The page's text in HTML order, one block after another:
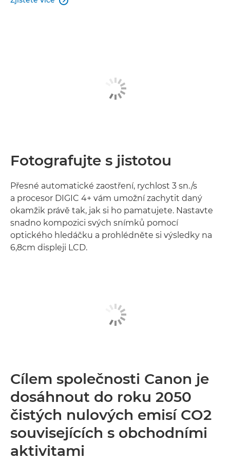
Fotografujte s jistotou
Přesné automatické zaostření, rychlost 3 sn./s
a procesor DIGIC 4+ vám umožní zachytit daný
okamžik právě tak, jak si ho pamatujete. Nastavte
snadno kompozici svých snímků pomocí
optického hledáčku a prohlédněte si výsledky na
6,8cm displeji LCD.
Cílem společnosti Canon je
dosáhnout do roku 2050
čistých nulových emisí CO2
souvisejících s obchodními
aktivitami